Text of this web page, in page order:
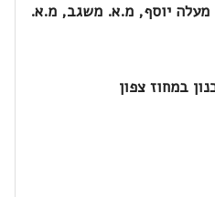
מעלה יוסף, מ.א. משגב, מ.א.
במחוז צפון